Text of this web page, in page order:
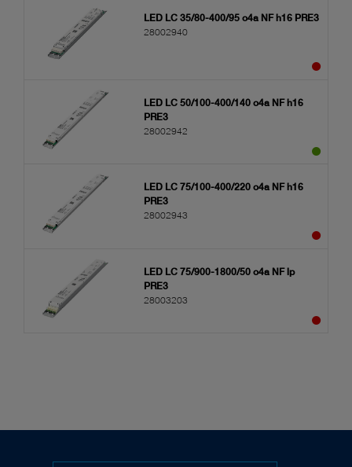
LED LC 35/80-400/95 o4a NF h16 PRE3
28002940
LED LC 50/100-400/140 o4a NF h16
PRE3
28002942
LED LC 75/100-400/220 o4a NF h16
PRE3
28002943
LED LC 75/900-1800/50 o4a NF lp
PRE3
28003203